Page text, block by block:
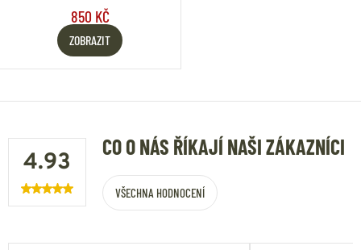
850 KČ
ZOBRAZIT
4.93
CO O NÁS ŘÍKAJÍ NAŠI ZÁKAZNÍCI
VŠECHNA HODNOCENÍ